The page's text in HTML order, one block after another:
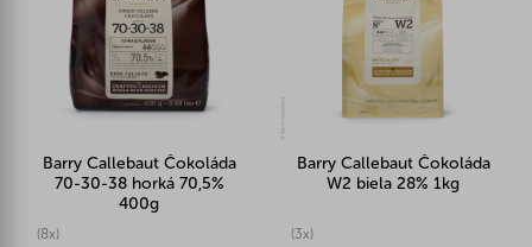
Barry Callebaut Čokoláda
70-30-38 horká 70,5%
400g
(8x)
Barry Callebaut Čokoláda
W2 biela 28% 1kg
(3x)